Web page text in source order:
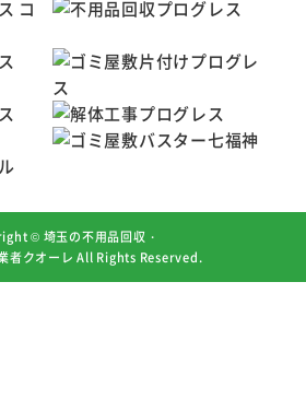
© 埼玉の不用品回収・
者クオーレ All Rights Reserved.